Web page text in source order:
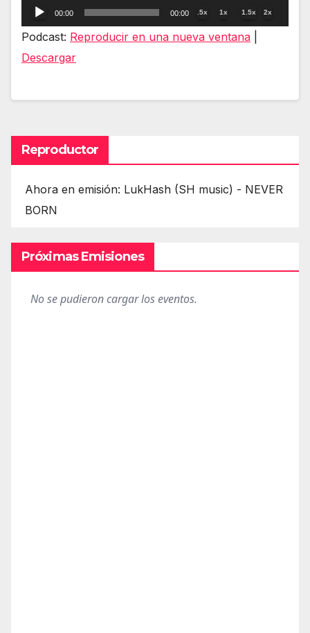
Reproductor
de
00:00 00:00 .5x 1x 1.5x 2x
Podcast: Reproducir en una nueva ventana
Descargar
Reproductor
Ahora en emisión: LukHash (SH music) - NEVER
BORN
Próximas Emisiones